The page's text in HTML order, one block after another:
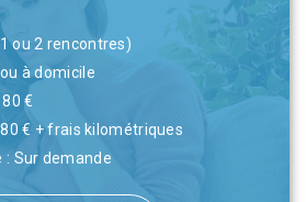
ou 2 rencontres)
à domicile
€
€ + frais kilométriques
: Sur demande